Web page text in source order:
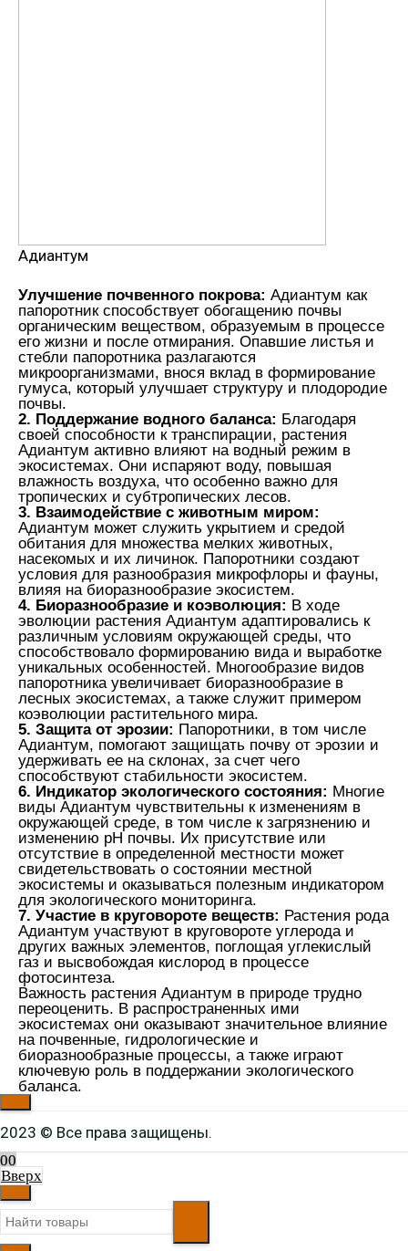
Адиантум
Улучшение почвенного покрова: Адиантум как
папоротник способствует обогащению почвы
органическим веществом, образуемым в процессе
его жизни и после отмирания. Опавшие листья и
стебли папоротника разлагаются
микроорганизмами, внося вклад в формирование
гумуса, который улучшает структуру и плодородие
почвы.
2. Поддержание водного баланса: Благодаря
своей способности к транспирации, растения
Адиантум активно влияют на водный режим в
экосистемах. Они испаряют воду, повышая
влажность воздуха, что особенно важно для
тропических и субтропических лесов.
3. Взаимодействие с животным миром:
Адиантум может служить укрытием и средой
обитания для множества мелких животных,
насекомых и их личинок. Папоротники создают
условия для разнообразия микрофлоры и фауны,
влияя на биоразнообразие экосистем.
4. Биоразнообразие и коэволюция: В ходе
эволюции растения Адиантум адаптировались к
различным условиям окружающей среды, что
способствовало формированию вида и выработке
уникальных особенностей. Многообразие видов
папоротника увеличивает биоразнообразие в
лесных экосистемах, а также служит примером
коэволюции растительного мира.
5. Защита от эрозии: Папоротники, в том числе
Адиантум, помогают защищать почву от эрозии и
удерживать ее на склонах, за счет чего
способствуют стабильности экосистем.
6. Индикатор экологического состояния: Многие
виды Адиантум чувствительны к изменениям в
окружающей среде, в том числе к загрязнению и
изменению pH почвы. Их присутствие или
отсутствие в определенной местности может
свидетельствовать о состоянии местной
экосистемы и оказываться полезным индикатором
для экологического мониторинга.
7. Участие в круговороте веществ: Растения рода
Адиантум участвуют в круговороте углерода и
других важных элементов, поглощая углекислый
газ и высвобождая кислород в процессе
фотосинтеза.
Важность растения Адиантум в природе трудно
переоценить. В распространенных ими
экосистемах они оказывают значительное влияние
на почвенные, гидрологические и
биоразнообразные процессы, а также играют
ключевую роль в поддержании экологического
баланса.
2023 © Все права защищены.
00
Вверх